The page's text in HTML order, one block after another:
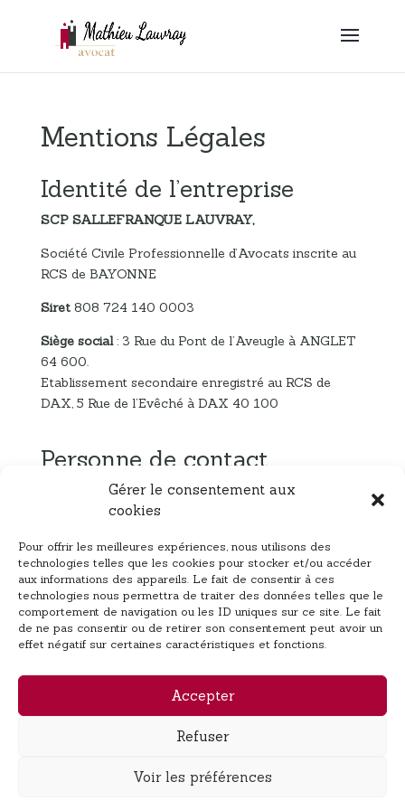
Gérer le consentement aux
cookies
Pour offrir les meilleures expériences, nous utilisons des
technologies telles que les cookies pour stocker et/ou accéder
aux informations des appareils. Le fait de consentir à ces
technologies nous permettra de traiter des données telles que le
comportement de navigation ou les ID uniques sur ce site. Le fait
de ne pas consentir ou de retirer son consentement peut avoir un
effet négatif sur certaines caractéristiques et fonctions.
Accepter
Refuser
Voir les préférences
Mentions Légales
Identité de l’entreprise
SCP SALLEFRANQUE LAUVRAY,
Société Civile Professionnelle d’Avocats inscrite au
RCS de BAYONNE
Siret808 724 140 0003
Siège social: 3 Rue du Pont de l’Aveugle à ANGLET
64 600.
Etablissement secondaire enregistré au RCS de
DAX, 5 Rue de l’Evêché à DAX 40 100
Personne de contact
Me Mathieu LAUVRAY(Gérant / Directeur de la
publication)
mlauvrayavocat@gmail.com
06.03.78.92.82
Hébergeur
ovh.com
Politique de confidentialité
Mentions Légales